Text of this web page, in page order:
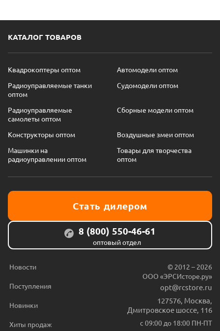
КАТАЛОГ ТОВАРОВ
Квадрокоптеры оптом
Автомодели оптом
Радиоуправляемые танки
оптом
Судомодели оптом
Радиоуправляемые
самолеты оптом
Сборные модели оптом
Конструкторы оптом
Воздушные змеи оптом
Машинки на
радиоуправлении оптом
Товары для творчества
оптом
Стать дилером
8 (800) 550-46-61
оптовый отдел
Новости
Поступления
Новинки
Хиты продаж
© 2012 – 2026
ООО «ЭРСИсторе.ру»
opt@rcstore.ru
127576 Москва
Дмитровское шоссе, 116
с 09:00 до 18:00 ПН-ПТ